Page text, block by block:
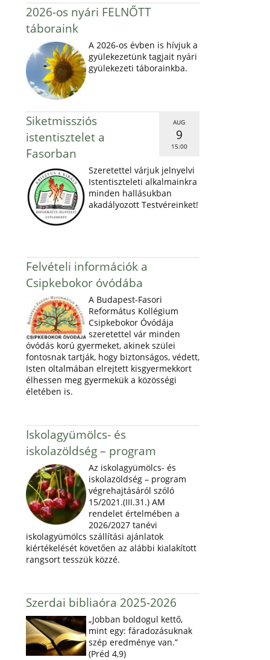
2026-os nyári FELNŐTT
táboraink
A 2026-os évben is hívjuk a
gyülekezetünk tagjait nyári
gyülekezeti táborainkba.
AUG
9
15:00
Siketmissziós
istentisztelet a
Fasorban
Szeretettel várjuk jelnyelvi
Istentiszteleti alkalmainkra
minden hallásukban
akadályozott Testvéreinket!
Felvételi információk a
Csipkebokor óvódába
A Budapest-Fasori
Református Kollégium
Csipkebokor Óvódája
szeretettel vár minden
óvódás korú gyermeket, akinek szülei
fontosnak tartják, hogy biztonságos, védett,
Isten oltalmában elrejtett kisgyermekkort
élhessen meg gyermekük a közösségi
életében is.
Iskolagyümölcs- és
iskolazöldség – program
Az iskolagyümölcs- és
iskolazöldség – program
végrehajtásáról szóló
15/2021.(III.31.) AM
rendelet értelmében a
2026/2027 tanévi
iskolagyümölcs szállítási ajánlatok
kiértékelését követően az alábbi kialakított
rangsort tesszük közzé.
Szerdai bibliaóra 2025-2026
„Jobban boldogul kettő,
mint egy: fáradozásuknak
szép eredménye van.”
(Préd 4,9)